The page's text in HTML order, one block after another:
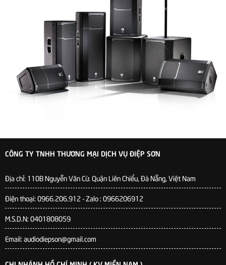
CÔNG TY TNHH THƯƠNG MẠI DỊCH VỤ ĐIỆP SƠN
Địa chỉ: 110B Nguyễn Văn Cừ. Quận Liên Chiểu, Đà Nẵng, Việt Nam
Điện thoại: 0966.206.912 - Zalo : 0966206912
M.S.D.N: 0401808059
Email: audiodiepson@gmail.com